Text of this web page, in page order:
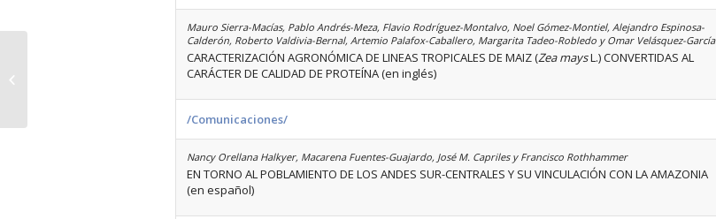
Mauro Sierra-Macías, Pablo Andrés-Meza, Flavio Rodríguez-Montalvo, Noel Gómez-Montiel, Alejandro Espinosa-
Calderón, Roberto Valdivia-Bernal, Artemio Palafox-Caballero, Margarita Tadeo-Robledo y Omar Velásquez-García
CARACTERIZACIÓN AGRONÓMICA DE LINEAS TROPICALES DE MAIZ (Zea maysL.) CONVERTIDAS AL
CARÁCTER DE CALIDAD DE PROTEÍNA (en inglés)
/Comunicaciones/
Nancy Orellana Halkyer, Macarena Fuentes-Guajardo, José M. Capriles y Francisco Rothhammer
EN TORNO AL POBLAMIENTO DE LOS ANDES SUR-CENTRALES Y SU VINCULACIÓN CON LA AMAZONIA
(en español)